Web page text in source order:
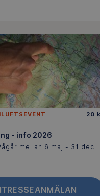
20
- info 2026
mellan 6 maj - 31 dec